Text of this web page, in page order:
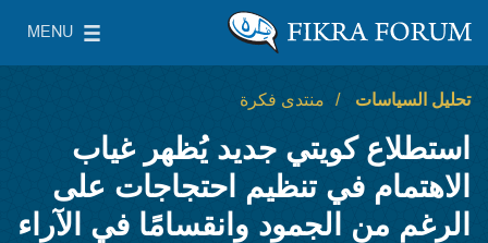
معهد واشنطن لسياسات الشرق الأدنى
MENU
Main Menu
تحليل السياسات منتدى فكرة
استطلاع كويتي جديد يُظهر غياب
الاهتمام في تنظيم احتجاجات على
الرغم من الجمود وانقسامًا في الآراء